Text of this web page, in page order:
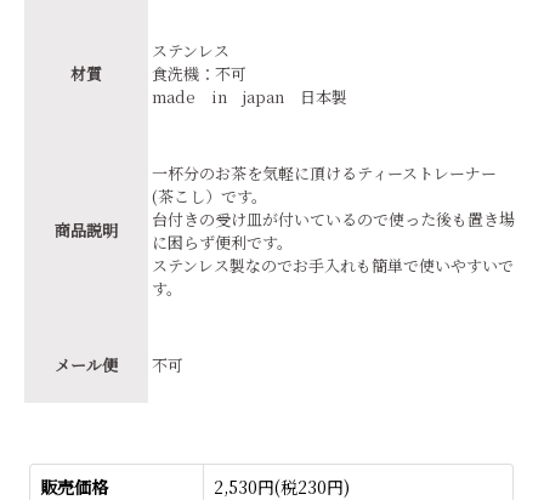
材質
ステンレス
食洗機：不可
made in japan 日本製
商品説明
一杯分のお茶を気軽に頂けるティーストレーナー
(茶こし）です。
台付きの受け皿が付いているので使った後も置き場
に困らず便利です。
ステンレス製なのでお手入れも簡単で使いやすいで
す。
メール便 不可
販売価格
2,530円(税230円)